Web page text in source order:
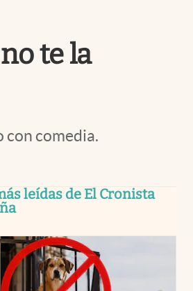
te la
con comedia.
leídas de El Cronista